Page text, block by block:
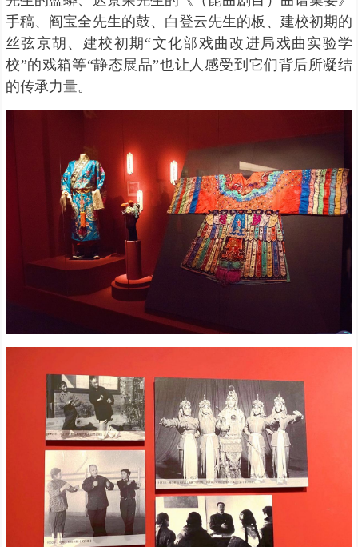
手稿、阎宝全先生的鼓、白登云先生的板、建校初期的
丝弦京胡、建校初期“文化部戏曲改进局戏曲实验学
校”的戏箱等“静态展品”也让人感受到它们背后所凝结
的传承力量。